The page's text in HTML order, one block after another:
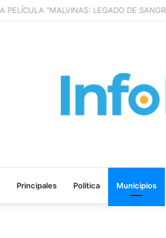
PELÍCULA “MALVINAS: LEGADO DE
Principales Política Municipios